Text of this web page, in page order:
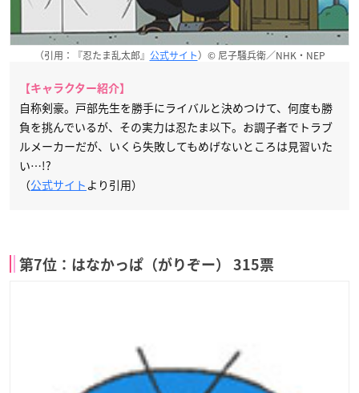
（引用：『忍たま乱太郎』 公式サイト）© 尼子騒兵衛／NHK・NEP
【キャラクター紹介】
自称剣豪。戸部先生を勝手にライバルと決めつけて、何度も勝
負を挑んでいるが、その実力は忍たま以下。お調子者でトラブ
ルメーカーだが、いくら失敗してもめげないところは見習いた
い…!?
（公式サイト より引用）
第7位：はなかっぱ（がりぞー） 315票